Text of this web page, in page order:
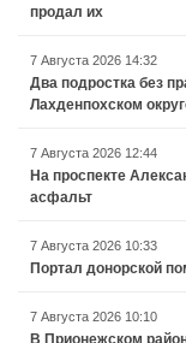
продал их
7 Августа 2026 14:32
Два подростка без
Лахденпохском
7 Августа 2026 12:44
На проспекте
асфальт
7 Августа 2026 10:33
Портал донорской
7 Августа 2026 10:10
В Прионежском